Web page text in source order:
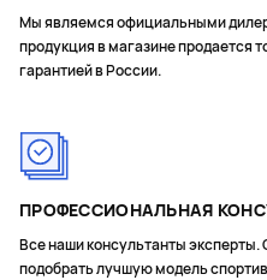
Мы являемся официальными
продукция в магазине продается
гарантией в России.
ПРОФЕССИОНАЛЬНАЯ
Все наши консультанты эксперты.
подобрать лучшую модель